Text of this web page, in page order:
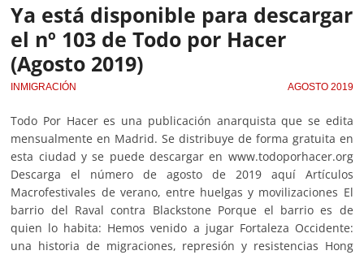
Ya está disponible para descargar
el nº 103 de Todo por Hacer
(Agosto 2019)
INMIGRACIÓN AGOSTO 2019
Todo Por Hacer es una publicación anarquista que se edita
mensualmente en Madrid. Se distribuye de forma gratuita en
esta ciudad y se puede descargar en www.todoporhacer.org
Descarga el número de agosto de 2019 aquí Artículos
Macrofestivales de verano, entre huelgas y movilizaciones El
barrio del Raval contra Blackstone Porque el barrio es de
quien lo habita: Hemos venido a jugar Fortaleza Occidente:
una historia de migraciones, represión y resistencias Hong